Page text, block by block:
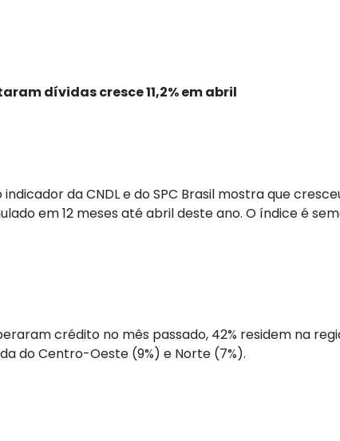
dívidas cresce 11,2% em abril
da CNDL e do SPC Brasil mostra que
em 12 meses até abril deste ano. O índice é
crédito no mês passado, 42% residem na
do Centro-Oeste (9%) e Norte (7%).